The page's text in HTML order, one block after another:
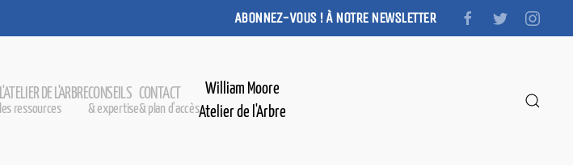
ABONNEZ-VOUS ! À NOTRE NEWSLETTER
L'ATELIER DE L'ARBRE
les ressources
CONSEILS
& expertise
CONTACT
& plan d'accès
William Moore
Atelier de l'Arbre